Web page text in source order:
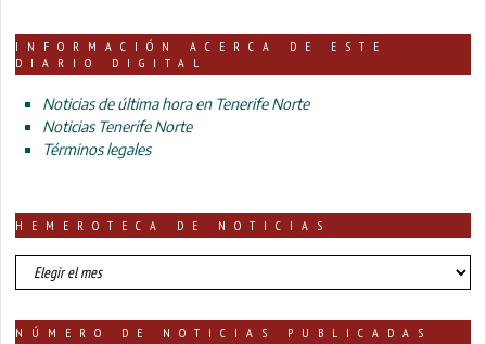
INFORMACIÓN ACERCA DE ESTE
DIARIO DIGITAL
Noticias de última hora en Tenerife Norte
Noticias Tenerife Norte
Términos legales
HEMEROTECA DE NOTICIAS
HEMEROTECA
DE
NÚMERO DE NOTICIAS PUBLICADAS